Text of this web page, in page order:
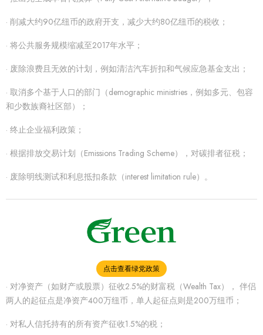
· 削减大约90亿纽币的政府开支，减少大约80亿纽币的税收；
· 将公共服务规模缩减至2017年水平；
· 废除浪费且无效的计划，例如清洁汽车折扣和气候应急基金支出；
· 取消多个基于人口的部门（demographic ministries，例如多元、包容
和少数族裔社区部）；
· 终止企业福利政策；
· 根据排放交易计划（Emissions Trading Scheme），对碳排者征税；
· 废除明线测试和利息抵扣条款（interest limitation rule）。
点击查看绿党政策
· 对净资产（如财产或股票）征收2.5%的财富税（Wealth Tax）， 伴侣
两人的起征点是净资产400万纽币，单人起征点则是200万纽币；
· 对私人信托持有的所有资产征收1.5%的税；